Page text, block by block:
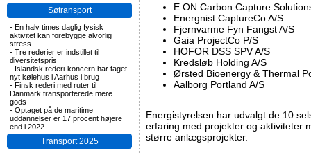
Søtransport
- En halv times daglig fysisk
aktivitet kan forebygge alvorlig
stress
- Tre rederier er indstillet til
diversitetspris
- Islandsk rederi-koncern har taget
nyt kølehus i Aarhus i brug
- Finsk rederi med ruter til
Danmark transporterede mere
gods
- Optaget på de maritime
uddannelser er 17 procent højere
end i 2022
Transport 2025
E.ON Carbon Capture
Energnist CaptureCo A/S
Fjernvarme Fyn Fangst A/S
Gaia ProjectCo P/S
HOFOR DSS SPV A/S
Kredsløb Holding A/S
Ørsted Bioenergy & Thermal
Aalborg Portland A/S
Energistyrelsen har udvalgt de 10
erfaring med projekter og aktiviteter
større anlægsprojekter.